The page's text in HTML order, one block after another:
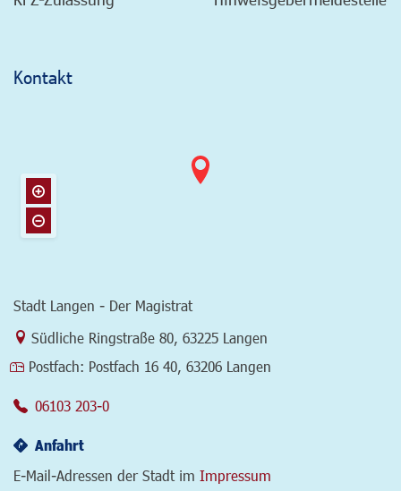
Kontakt
Stadt Langen - Der Magistrat
Link zur Google-Maps Navigation
Südliche Ringstraße 80 63225 Langen
Postfach: Postfach 16 40, 63206 Langen
06103 203-0
Anfahrt
E-Mail-Adressen der Stadt im Impressum